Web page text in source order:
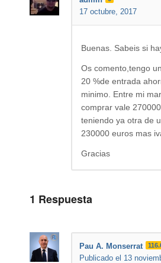
17 octubre, 2017
Buenas. Sabeis si
Os comento,tengo
20 %de entrada
minimo. Entre mi
comprar vale
teniendo ya otra de
230000 euros mas
Gracias
1 Respuesta
Pau A. Monserrat
Publicado el 13